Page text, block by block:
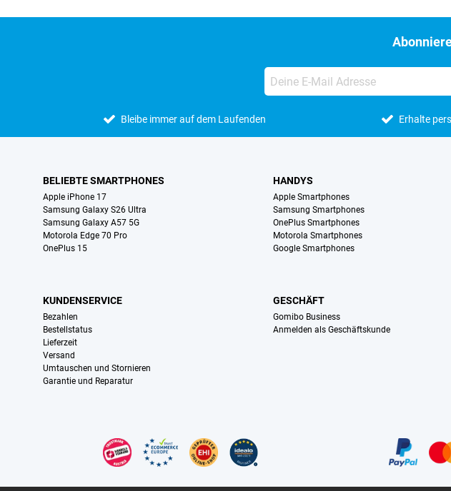
Bleibe immer auf dem Laufenden Erhalte
BELIEBTE SMARTPHONES
Apple iPhone 17
Samsung Galaxy S26 Ultra
Samsung Galaxy A57 5G
Motorola Edge 70 Pro
OnePlus 15
HANDYS
Apple Smartphones
Samsung Smartphones
OnePlus Smartphones
Motorola Smartphones
Google Smartphones
KUNDENSERVICE
Bezahlen
Bestellstatus
Lieferzeit
Versand
Umtauschen und Stornieren
Garantie und Reparatur
GESCHÄFT
Gomibo Business
Anmelden als Geschäftskunde